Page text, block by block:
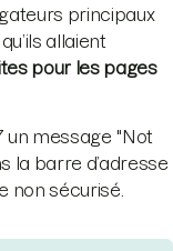
principaux
allaient
pour les pages
un message "Not
la barre d’adresse
non sécurisé.